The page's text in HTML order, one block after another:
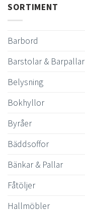
SORTIMENT
Barbord
Barstolar & Barpallar
Belysning
Bokhyllor
Byråer
Bäddsoffor
Bänkar & Pallar
Fåtöljer
Hallmöbler